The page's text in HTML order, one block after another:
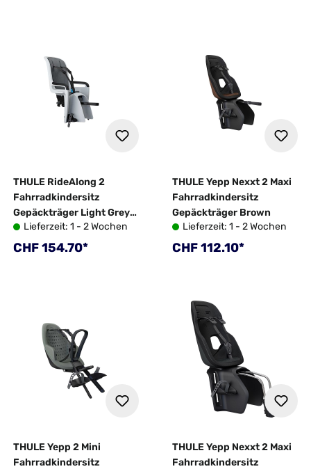
THULE RideAlong 2
Fahrradkindersitz
Gepäckträger Light Grey
2025Lieferzeit: 1 - 2 Wochen
Regulärer Preis:
CHF 154.70*
THULE Yepp Nexxt 2 Maxi
Fahrradkindersitz
Gepäckträger Brown
Lieferzeit: 1 - 2 Wochen
Regulärer Preis:
CHF 112.10*
THULE Yepp 2 Mini
Fahrradkindersitz
THULE Yepp Nexxt 2 Maxi
Fahrradkindersitz